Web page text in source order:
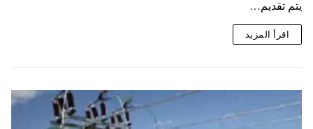
يتم تقديم…
اقرأ المزيد